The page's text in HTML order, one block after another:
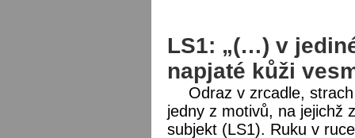
LS1: „(…) v
napjaté kůži
Odraz v zrcadle,
jedny z motivů, na jejichž
subjekt (LS1). Ruku v